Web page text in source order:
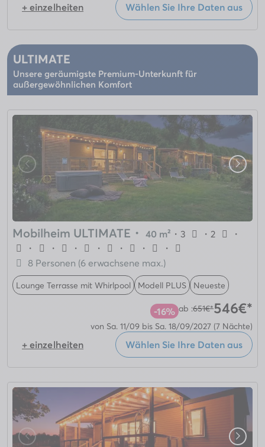
+ einzelheiten Wählen Sie Ihre Daten aus
ULTIMATE
Unsere geräumigste Premium-Unterkunft für
außergewöhnlichen Komfort
Mobilheim ULTIMATE ・ 40 m² ・ 3 ・ 2
・
・
・ ・ ・ ・ ・
・
8 Personen (6 erwachsene max.)
Lounge Terrasse mit Whirlpool Modell PLUS Neueste
-16% ab :651€*546€*
von Sa. 11/09 bis Sa. 18/09/2027 (7 Nächte)
+ einzelheiten Wählen Sie Ihre Daten aus